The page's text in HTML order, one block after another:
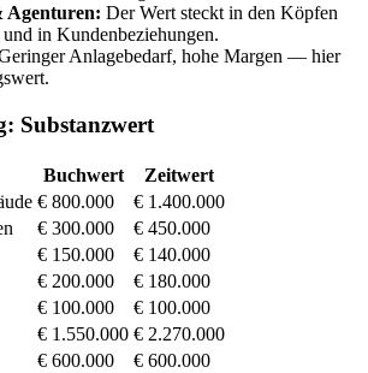
Agenturen: Der Wert steckt in den Köpfen
in Kundenbeziehungen.
Anlagebedarf, hohe Margen — hier
Substanzwert
Buchwert
Zeitwert
€ 800.000
€ 1.400.000
€ 300.000
€ 450.000
€ 150.000
€ 140.000
€ 200.000
€ 180.000
€ 100.000
€ 100.000
€ 1.550.000 € 2.270.000
€ 600.000
€ 600.000